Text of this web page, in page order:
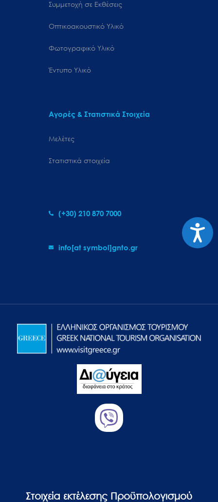
Συμμετοχή σε Εκθέσεις
Οπτικοακουστικό Υλικό
Φωτογραφικό Υλικό
Έντυπο Υλικό
Αγορές & Στατιστικά Στοιχεία
Μελέτες
Στατιστικά στοιχεία
(+30) 210 870 7000
info[at symbol]gnto.gr
Στοιχεία εκτέλεσης Προϋπολογισμού